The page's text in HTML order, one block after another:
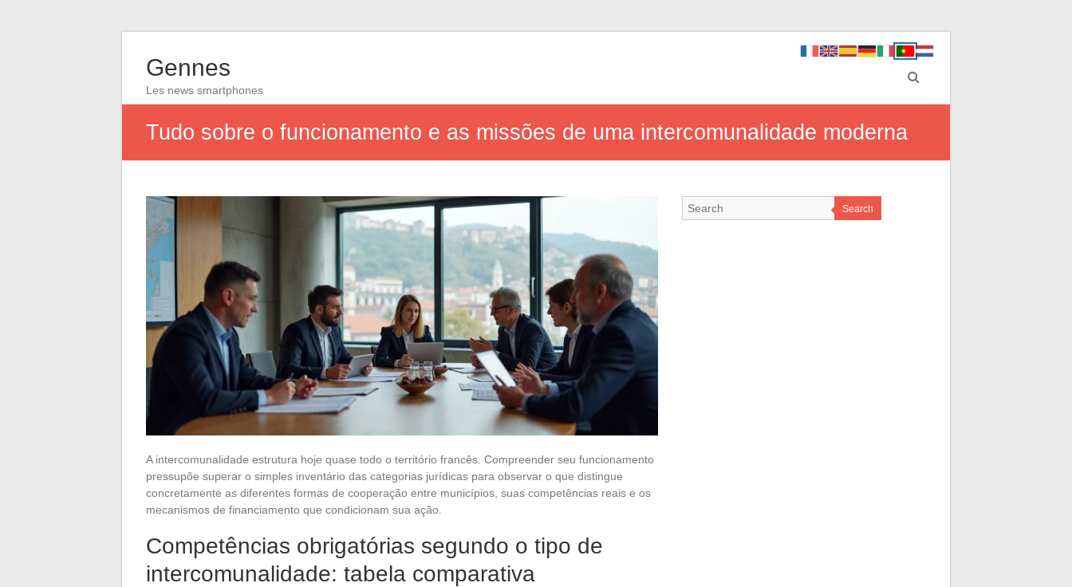
Gennes
Les news smartphones
Tudo sobre o funcionamento e as missões de uma intercomunalidade moderna
A intercomunalidade estrutura hoje quase todo o território francês. Compreender seu funcionamento
pressupõe superar o simples inventário das categorias jurídicas para observar o que distingue
concretamente as diferentes formas de cooperação entre municípios, suas competências reais e os
mecanismos de financiamento que condicionam sua ação.
Competências obrigatórias segundo o tipo de
intercomunalidade: tabela comparativa
Search